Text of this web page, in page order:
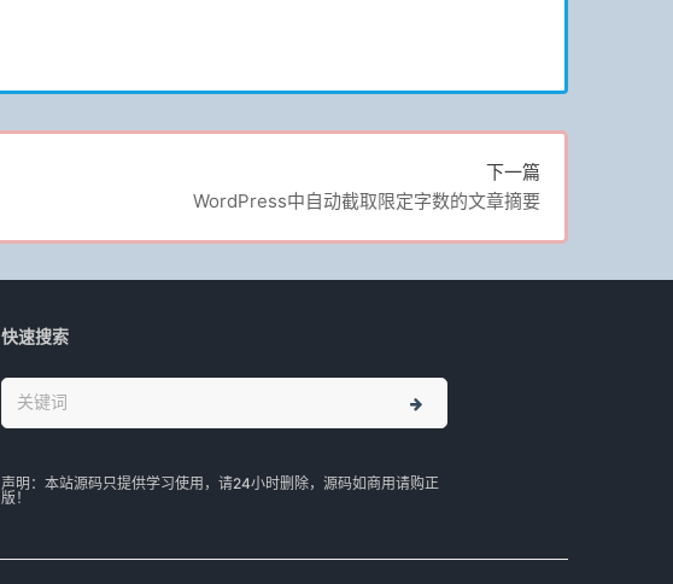
下一篇
WordPress中自动截取限定字数的文章摘要
快速搜索
声明：本站源码只提供学习使用，请24小时删除，源码如商用请购正
版！